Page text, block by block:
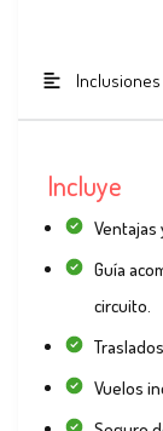
Inclusiones
Incluye
Guía
circuito.
Vuelos